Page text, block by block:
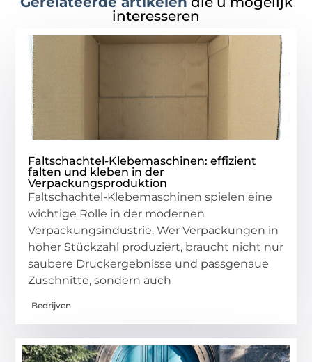
interesseren
Faltschachtel-Klebemaschinen: effizient
falten und kleben in der
Verpackungsproduktion
Faltschachtel-Klebemaschinen spielen eine
wichtige Rolle in der modernen
Verpackungsindustrie. Wer Verpackungen in
hoher Stückzahl produziert, braucht nicht nur
saubere Druckergebnisse und passgenaue
Zuschnitte, sondern auch
Bedrijven